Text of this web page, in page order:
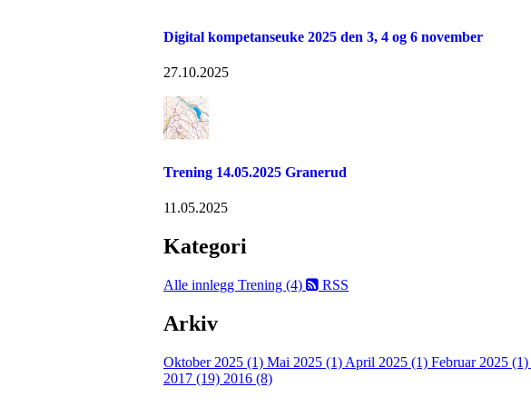
Digital kompetanseuke 2025 den 3, 4 og 6 november
27.10.2025
Trening 14.05.2025 Granerud
11.05.2025
Kategori
Alle innlegg Trening (4) RSS
Arkiv
Oktober 2025 (1) Mai 2025 (1) April 2025 (1) Februar 2025 (1)
2017 (19) 2016 (8)